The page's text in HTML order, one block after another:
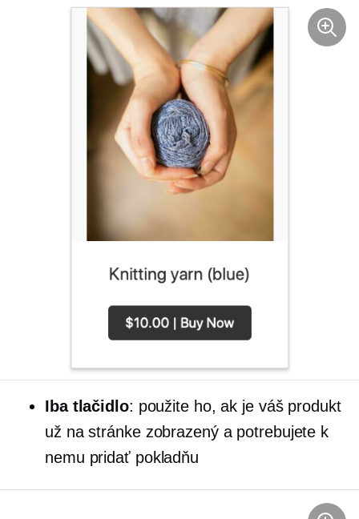
Iba tlačidlo: použite ho, ak je váš produkt
už na stránke zobrazený a potrebujete k
nemu pridať pokladňu